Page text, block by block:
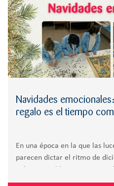
Navidades
regalo es el tiempo
En una época en la que las
parecen dictar el ritmo de
centrada en el consumismo y